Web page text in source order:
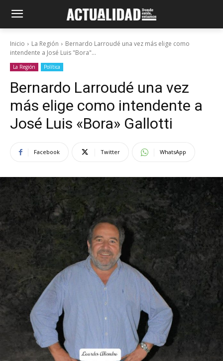
Inicio La Región
Bernardo Larroudé una vez más elige como
intendente a José Luis "Bora"...
La Región Política
Bernardo Larroudé una vez
más elige como intendente a
José Luis «Bora» Gallotti
Facebook Twitter WhatsApp